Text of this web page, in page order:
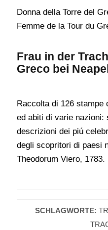
Donna della Torre del
Femme de la Tour du
Frau in der
Greco bei
Raccolta di 126 stampe
ed abiti di varie nazioni:
descrizioni dei piú
degli scopritori di paesi
Theodorum Viero, 1783.
SCHLAGWORTE: